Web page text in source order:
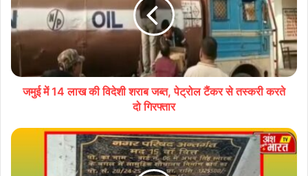
जमुई में 14 लाख की विदेशी शराब जब्त, पेट्रोल टैंकर से तस्करी करते
दो गिरफ्तार